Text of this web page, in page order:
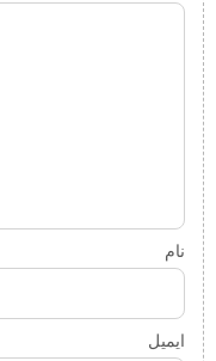
نام
ایمیل